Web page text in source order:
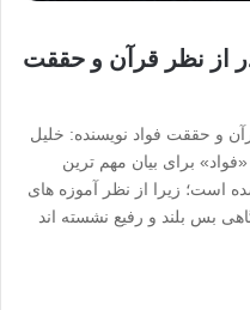
از نظر قرآن و حققت
و حققت فواد نویسنده: خلیل
برای بیان مهم ترین
است؛ زیرا از نظر آموزه های
بس بلند و رفیع نشسته اند